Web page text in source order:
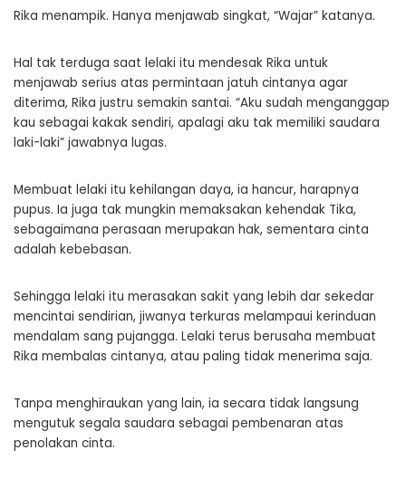
Rika menampik. Hanya menjawab singkat, “Wajar” katanya.
Hal tak terduga saat lelaki itu mendesak Rika untuk
menjawab serius atas permintaan jatuh cintanya agar
diterima, Rika justru semakin santai. “Aku sudah menganggap
kau sebagai kakak sendiri, apalagi aku tak memiliki saudara
laki-laki” jawabnya lugas.
Membuat lelaki itu kehilangan daya, ia hancur, harapnya
pupus. Ia juga tak mungkin memaksakan kehendak Tika,
sebagaimana perasaan merupakan hak, sementara cinta
adalah kebebasan.
Sehingga lelaki itu merasakan sakit yang lebih dar sekedar
mencintai sendirian, jiwanya terkuras melampaui kerinduan
mendalam sang pujangga. Lelaki terus berusaha membuat
Rika membalas cintanya, atau paling tidak menerima saja.
Tanpa menghiraukan yang lain, ia secara tidak langsung
mengutuk segala saudara sebagai pembenaran atas
penolakan cinta.